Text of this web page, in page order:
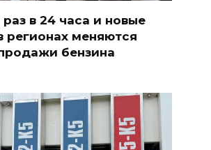
раз в 24 часа и новые
регионах меняются
бензина